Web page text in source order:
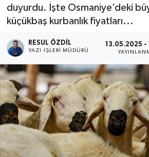
duyurdu. İşte Osmaniye’deki
küçükbaş kurbanlık fiyatları...
RESUL ÖZDIL
YAZI İŞLERI MÜDÜRÜ
13.05.2025 -